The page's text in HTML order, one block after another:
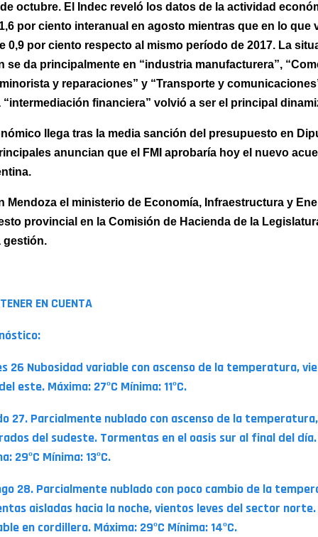
octubre. El Indec reveló los datos de la actividad
por ciento interanual en agosto mientras que en lo que
0,9 por ciento respecto al mismo período de 2017. La
se da principalmente en “industria manufacturera”,
y reparaciones” y “Transporte y
“intermediación financiera” volvió a ser el principal
llega tras la media sanción del presupuesto en
anuncian que el FMI aprobaría hoy el nuevo
Mendoza el ministerio de Economía, Infraestructura y
provincial en la Comisión de Hacienda de la
gestión.
EN CUENTA
26 Nubosidad variable con ascenso de la temperatura,
este. Máxima: 27ºC Mínima: 11ºC.
27. Parcialmente nublado con ascenso de la
del sudeste. Tormentas en el oasis sur al final del día.
29ºC Mínima: 13ºC.
28. Parcialmente nublado con poco cambio de la
aisladas hacia la noche, vientos leves del sector norte.
en cordillera. Máxima: 29ºC Mínima: 14ºC.